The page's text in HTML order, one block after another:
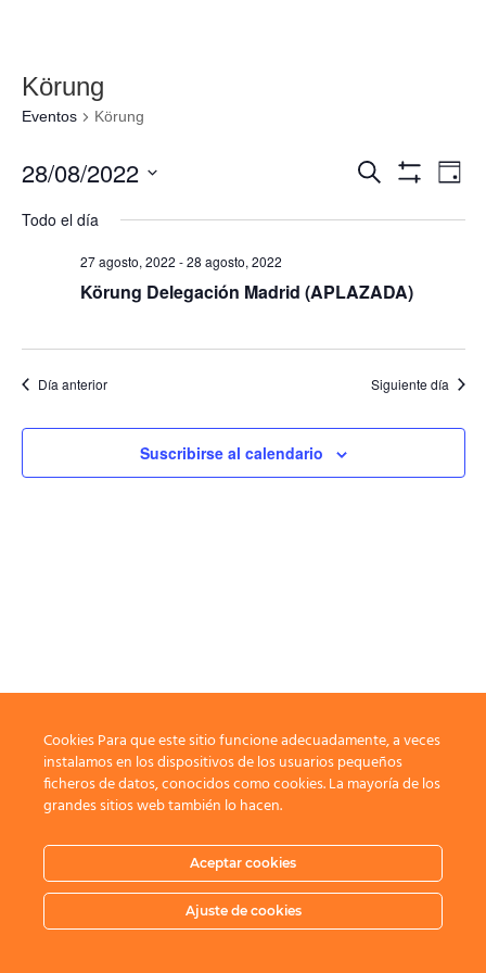
Körung
Eventos Körung
búsqueda
vistas
Buscar
de
Día
28/08/2022
fecha.
Todo el día
27 agosto, 2022 -28 agosto, 2022
Körung Delegación Madrid (APLAZADA)
Día anterior Siguiente día
Suscribirse al calendario
Cookies Para que este sitio funcione adecuadamente, a veces
instalamos en los dispositivos de los usuarios pequeños
ficheros de datos, conocidos como cookies. La mayoría de los
grandes sitios web también lo hacen.
Aceptar cookies
Ajuste de cookies